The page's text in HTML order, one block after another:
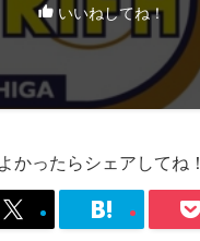
いいねしてね！
よかったらシェアしてね！